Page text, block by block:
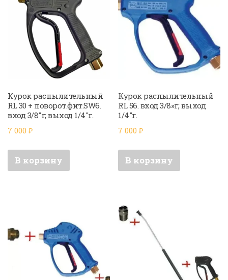
Курок распылительный
RL 30 + поворот.фит.SW6.
вход 3/8″г; выход 1/4″г.
7 000 ₽
В корзину
Курок распылительный
RL 56. вход 3/8»г; выход
1/4″г.
7 000₽
В корзину